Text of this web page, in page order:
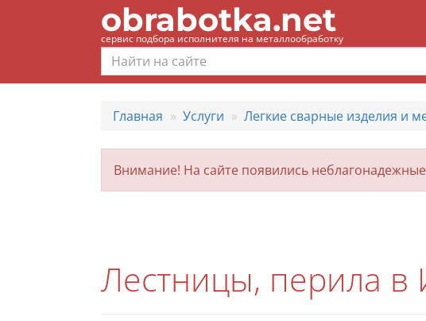
obrabotka.net
сервис подбора исполнителя на металлообработку
Главная Услуги Легкие сварные изделия и
Внимание! На сайте появились
Лестницы, перила в